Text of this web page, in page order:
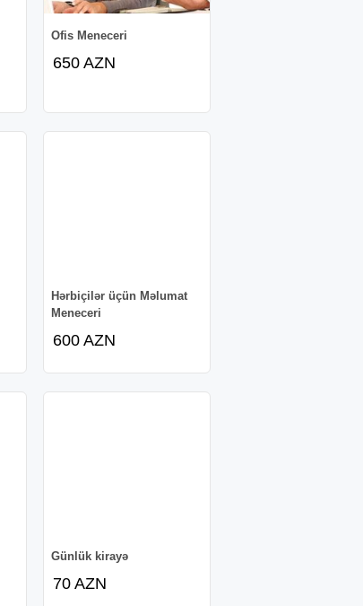
Ofis Meneceri
650 AZN
Hərbiçilər üçün Məlumat
Meneceri
600 AZN
Günlük kirayə
70 AZN